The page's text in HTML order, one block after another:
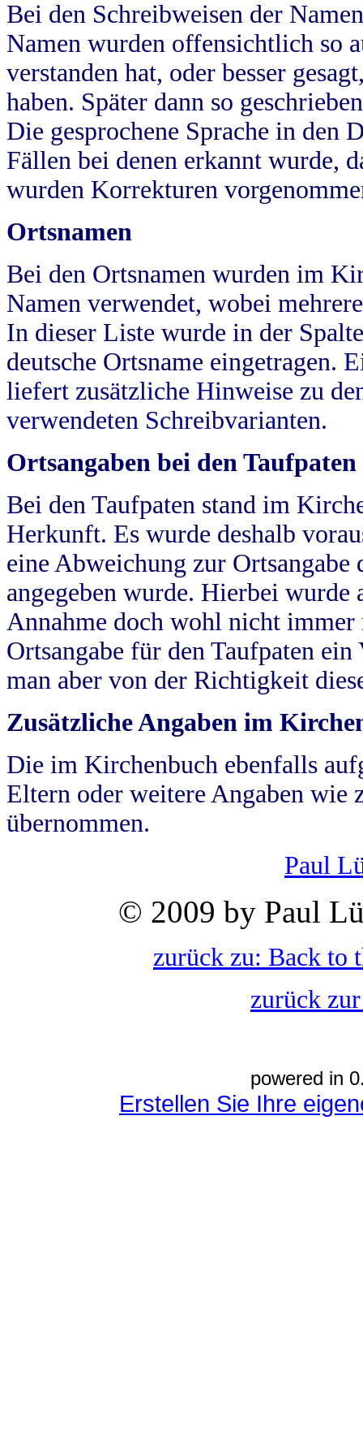
Bei den Schreibweisen der
Namen wurden offensichtlich so
verstanden hat, oder besser
haben. Später dann so
Die gesprochene Sprache in
Fällen bei denen erkannt wurde,
wurden Korrekturen
Ortsnamen
Bei den Ortsnamen wurden im
Namen verwendet, wobei
In dieser Liste wurde in der
deutsche Ortsname eingetragen.
liefert zusätzliche Hinweise zu
verwendeten Schreibvarianten.
Ortsangaben bei den Taufpaten
Bei den Taufpaten stand im
Herkunft. Es wurde deshalb
eine Abweichung zur
angegeben wurde. Hierbei wurde
Annahme doch wohl nicht
Ortsangabe für den Taufpaten
man aber von der Richtigkeit
Zusätzliche Angaben im
Die im Kirchenbuch ebenfalls
Eltern oder weitere Angaben wie
übernommen.
Paul
© 2009 by Paul
zurück zu: Back to
zurück
powered in
Erstellen Sie Ihre